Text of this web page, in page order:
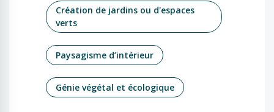
Création de jardins ou d'espaces
verts
Paysagisme d’intérieur
Génie végétal et écologique